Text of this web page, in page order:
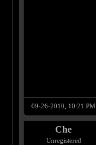
09-26-2010, 10:21 PM
Che
Unregistered